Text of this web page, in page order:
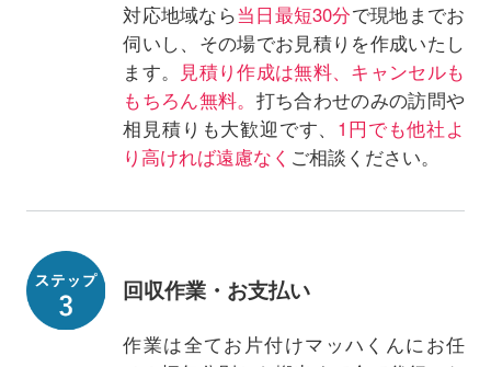
対応地域なら当日最短30分で現地までお
伺いし、その場でお見積りを作成いたし
ます。 見積り作成は無料、キャンセルも
もちろん無料。 打ち合わせのみの訪問や
相見積りも大歓迎です、 1円でも他社よ
り高ければ遠慮なく ご相談ください。
回収作業・お支払い
作業は全てお片付けマッハくんにお任